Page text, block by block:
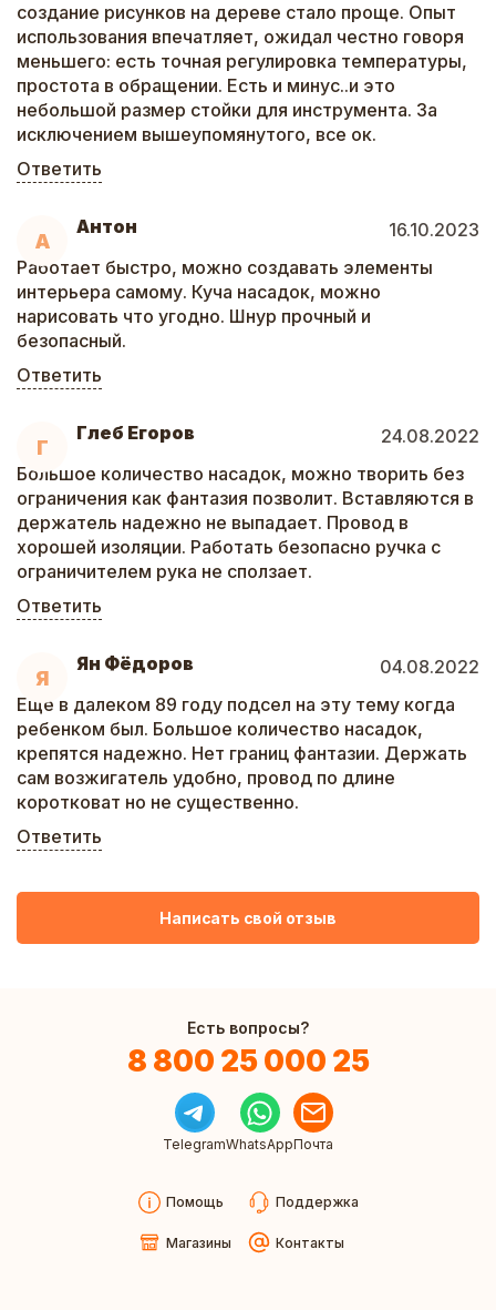
создание рисунков на дереве стало проще. Опыт
использования впечатляет, ожидал честно говоря
меньшего: есть точная регулировка температуры,
простота в обращении. Есть и минус..и это
небольшой размер стойки для инструмента. За
исключением вышеупомянутого, все ок.
Ответить
А
Антон
16.10.2023
Работает быстро, можно создавать элементы
интерьера самому. Куча насадок, можно
нарисовать что угодно. Шнур прочный и
безопасный.
Ответить
Г
Глеб Егоров
24.08.2022
Большое количество насадок, можно творить без
ограничения как фантазия позволит. Вставляются в
держатель надежно не выпадает. Провод в
хорошей изоляции. Работать безопасно ручка с
ограничителем рука не сползает.
Ответить
Я
Ян Фёдоров
04.08.2022
Еще в далеком 89 году подсел на эту тему когда
ребенком был. Большое количество насадок,
крепятся надежно. Нет границ фантазии. Держать
сам возжигатель удобно, провод по длине
коротковат но не существенно.
Ответить
Написать свой отзыв
Есть вопросы?
8 800 25 000 25
TelegramWhatsAppПочта
Помощь Поддержка
Магазины Контакты